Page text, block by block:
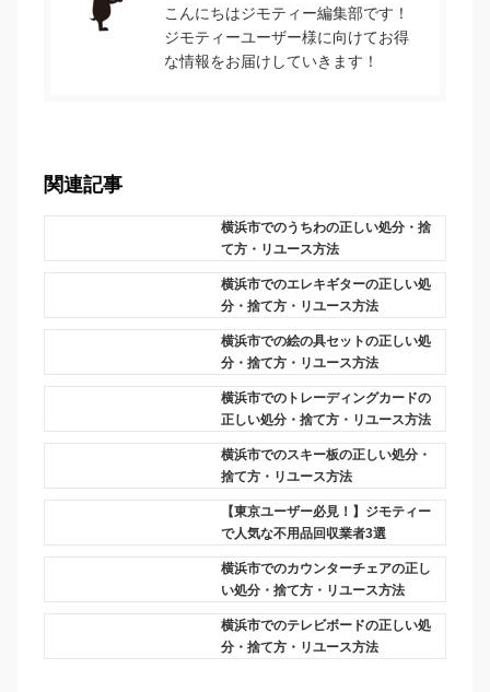
こんにちはジモティー編集部です！
ジモティーユーザー様に向けてお得
な情報をお届けしていきます！
関連記事
横浜市でのうちわの正しい処分・捨
て方・リユース方法
横浜市でのエレキギターの正しい処
分・捨て方・リユース方法
横浜市での絵の具セットの正しい処
分・捨て方・リユース方法
横浜市でのトレーディングカードの
正しい処分・捨て方・リユース方法
横浜市でのスキー板の正しい処分・
捨て方・リユース方法
【東京ユーザー必見！】ジモティー
で人気な不用品回収業者3選
横浜市でのカウンターチェアの正し
い処分・捨て方・リユース方法
横浜市でのテレビボードの正しい処
分・捨て方・リユース方法